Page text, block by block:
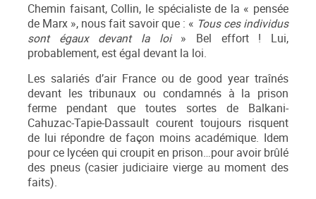
Chemin faisant, Collin, le spécialiste de la « pensée
de Marx », nous fait savoir que : « Tous ces individus
sont égaux devant la loi » Bel effort ! Lui,
probablement, est égal devant la loi.
Les salariés d’air France ou de good year traînés
devant les tribunaux ou condamnés à la prison
ferme pendant que toutes sortes de Balkani-
Cahuzac-Tapie-Dassault courent toujours risquent
de lui répondre de façon moins académique. Idem
pour ce lycéen qui croupit en prison…pour avoir brûlé
des pneus (casier judiciaire vierge au moment des
faits).